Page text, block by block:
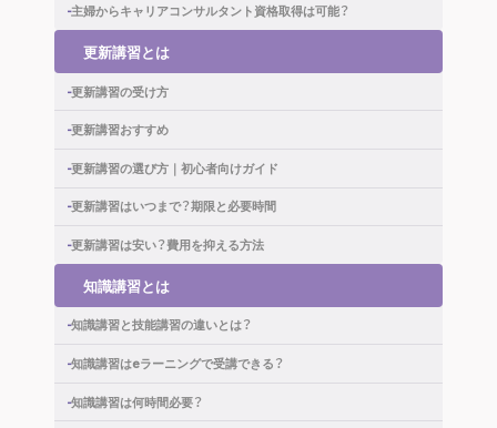
主婦からキャリアコンサルタント資格取得は可能？
更新講習とは
更新講習の受け方
更新講習おすすめ
更新講習の選び方｜初心者向けガイド
更新講習はいつまで？期限と必要時間
更新講習は安い？費用を抑える方法
知識講習とは
知識講習と技能講習の違いとは？
知識講習はeラーニングで受講できる？
知識講習は何時間必要？